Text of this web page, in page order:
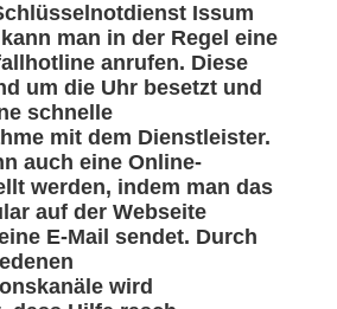
Issum
man in der Regel eine
anrufen. Diese
um die Uhr besetzt und
schnelle
mit dem Dienstleister.
auch eine Online-
werden, indem man das
auf der Webseite
E-Mail sendet. Durch
wird